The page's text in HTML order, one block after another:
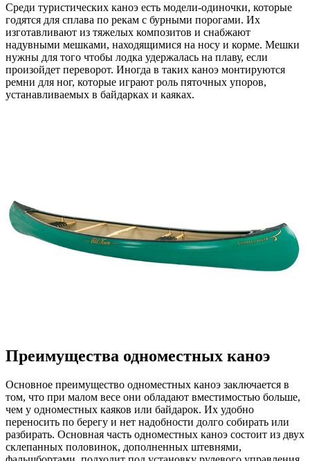
Среди туристических каноэ есть модели-одиночки, которые
годятся для сплава по рекам с бурными порогами. Их
изготавливают из тяжелых композитов и снабжают
надувными мешками, находящимися на носу и корме. Мешки
нужны для того чтобы лодка удержалась на плаву, если
произойдет переворот. Иногда в таких каноэ монтируются
ремни для ног, которые играют роль пяточных упоров,
устанавливаемых в байдарках и каяках.
Преимущества одноместных каноэ
Основное преимущество одноместных каноэ заключается в
том, что при малом весе они обладают вместимостью больше,
чем у одноместных каяков или байдарок. Их удобно
переносить по берегу и нет надобности долго собирать или
разбирать. Основная часть одноместных каноэ состоит из двух
склепанных половинок, дополненных штевнями,